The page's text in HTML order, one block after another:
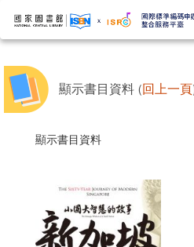
顯示書目資料 (回上一頁
顯示書目資料